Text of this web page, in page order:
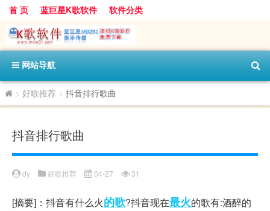
首 页 蓝巨星K歌软件 软件分类
网站导航
> 好歌推荐 > 抖音排行歌曲
抖音排行歌曲
dy 好歌推荐 04-27 31
[摘要]：抖音有什么火的歌?抖音现在最火的歌有:酒醉的